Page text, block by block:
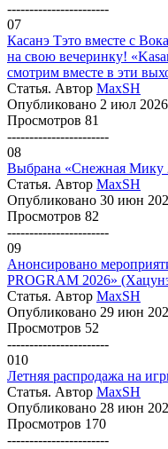
-----------------------
07
Касанэ Тэто вместе с
на свою вечеринку!
смотрим вместе в эти
Статья. Автор MaxSH
Опубликовано 2 июл
Просмотров 81
-----------------------
08
Выбрана «Снежная Мику
Статья. Автор MaxSH
Опубликовано 30 июн
Просмотров 82
-----------------------
09
Анонсировано
PROGRAM 2026»
Статья. Автор MaxSH
Опубликовано 29 июн
Просмотров 52
-----------------------
010
Летняя распродажа на
Статья. Автор MaxSH
Опубликовано 28 июн
Просмотров 170
-----------------------